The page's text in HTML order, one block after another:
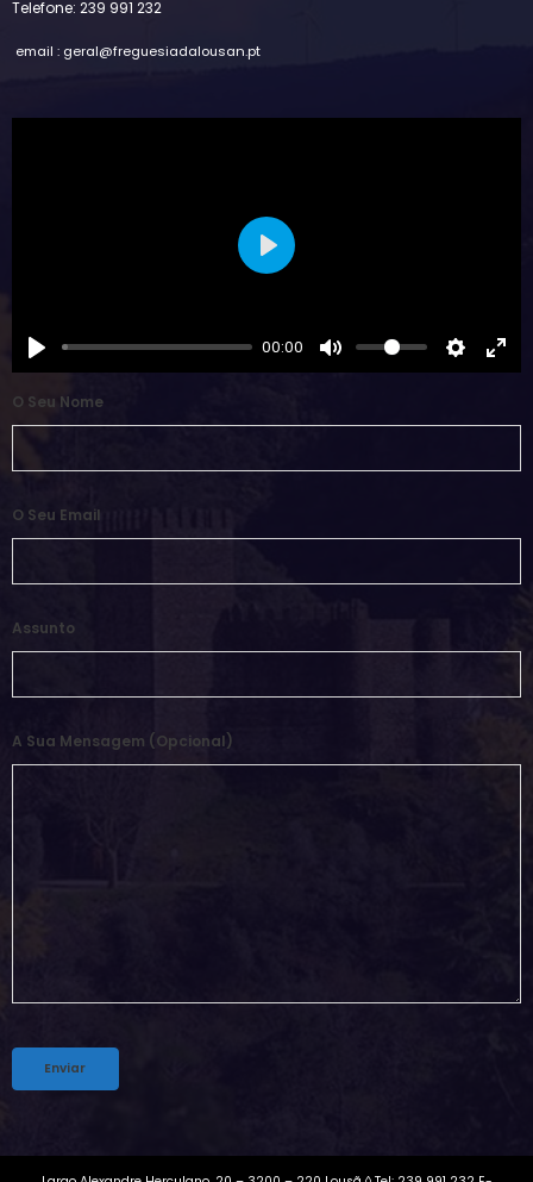
Telefone: 239 991 232
email : geral@freguesiadalousan.pt
00:00
Play
O Seu Nome
O Seu Email
Assunto
A Sua Mensagem (opcional)